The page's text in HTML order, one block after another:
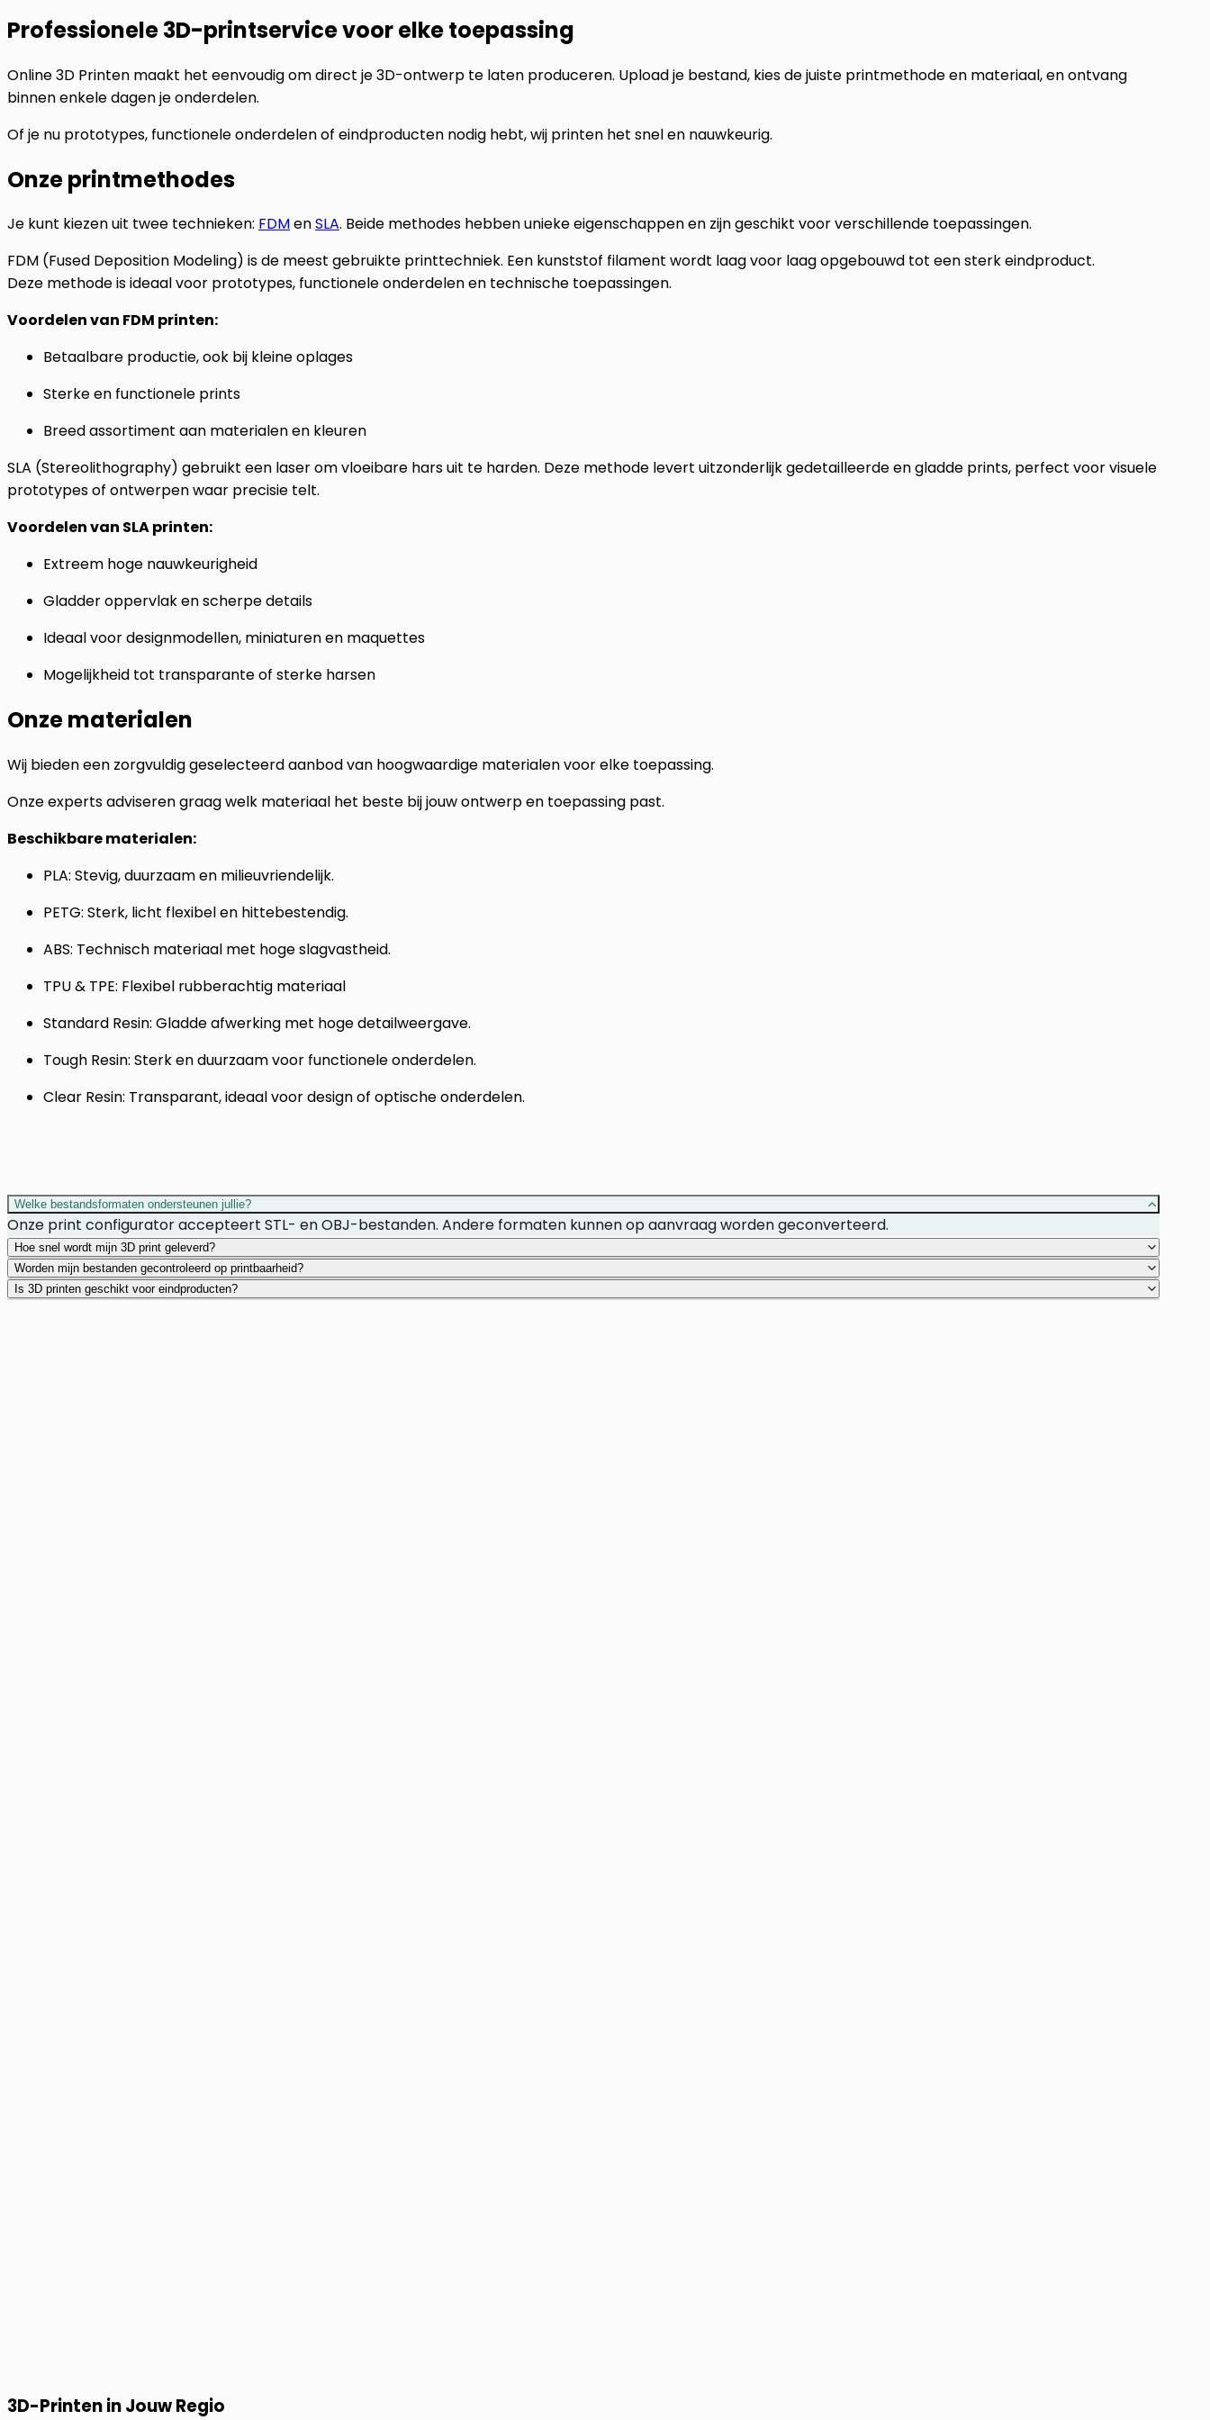
Professionele 3D-printservice voor elke toepassing
Online 3D Printen maakt het eenvoudig om direct je 3D-ontwerp te laten produceren. Upload je bestand, kies de juiste printmethode en materiaal, en ontvang
binnen enkele dagen je onderdelen.
Of je nu prototypes, functionele onderdelen of eindproducten nodig hebt, wij printen het snel en nauwkeurig.
Onze printmethodes
Je kunt kiezen uit twee technieken: FDMenSLA. Beide methodes hebben unieke eigenschappen en zijn geschikt voor verschillende toepassingen.
FDM (Fused Deposition Modeling) is de meest gebruikte printtechniek. Een kunststof filament wordt laag voor laag opgebouwd tot een sterk eindproduct.
Deze methode is ideaal voor prototypes, functionele onderdelen en technische toepassingen.
Voordelen van FDM printen:
Betaalbare productie, ook bij kleine oplages
Sterke en functionele prints
Breed assortiment aan materialen en kleuren
SLA (Stereolithography) gebruikt een laser om vloeibare hars uit te harden. Deze methode levert uitzonderlijk gedetailleerde en gladde prints, perfect voor visuele
prototypes of ontwerpen waar precisie telt.
Voordelen van SLA printen:
Extreem hoge nauwkeurigheid
Gladder oppervlak en scherpe details
Ideaal voor designmodellen, miniaturen en maquettes
Mogelijkheid tot transparante of sterke harsen
Onze materialen
Wij bieden een zorgvuldig geselecteerd aanbod van hoogwaardige materialen voor elke toepassing.
Onze experts adviseren graag welk materiaal het beste bij jouw ontwerp en toepassing past.
Beschikbare materialen:
PLA: Stevig, duurzaam en milieuvriendelijk.
PETG: Sterk, licht flexibel en hittebestendig.
ABS: Technisch materiaal met hoge slagvastheid.
TPU & TPE: Flexibel rubberachtig materiaal
Standard Resin: Gladde afwerking met hoge detailweergave.
Tough Resin: Sterk en duurzaam voor functionele onderdelen.
Clear Resin: Transparant, ideaal voor design of optische onderdelen.
Welke bestandsformaten ondersteunen jullie?
Onze print configurator accepteert STL- en OBJ-bestanden. Andere formaten kunnen op aanvraag worden geconverteerd.
Hoe snel wordt mijn 3D print geleverd?
Worden mijn bestanden gecontroleerd op printbaarheid?
Is 3D printen geschikt voor eindproducten?
3D-Printen in Jouw Regio